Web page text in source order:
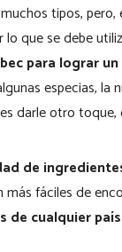
tipos, pero,
lo que se debe
para lograr
especias, la
darle otro toque,
de
más fáciles de
de cualquier